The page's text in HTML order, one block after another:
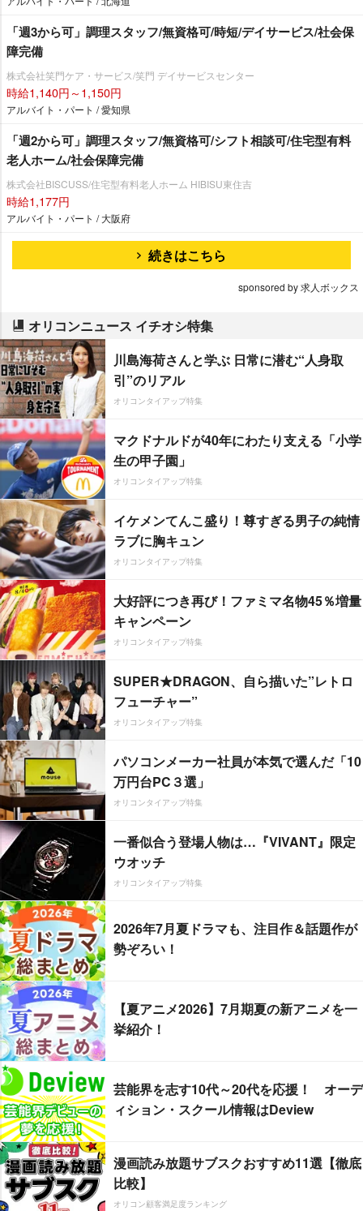
「週3から可」調理スタッフ/無資格可/時短/デイサービス/社会保
障完備
株式会社笑門ケア・サービス/笑門 デイサービスセンター
時給1,140円～1,150円
アルバイト・パート / 愛知県
「週2から可」調理スタッフ/無資格可/シフト相談可/住宅型有料
老人ホーム/社会保障完備
株式会社BISCUSS/住宅型有料老人ホーム HIBISU東住吉
時給1,177円
アルバイト・パート / 大阪府
続きはこちら
sponsored by 求人ボックス
オリコンニュース イチオシ特集
川島海荷さんと学ぶ 日常に潜む“人身取
引”のリアル
オリコンタイアップ特集
マクドナルドが40年にわたり支える「小学
生の甲子園」
オリコンタイアップ特集
イケメンてんこ盛り！尊すぎる男子の純情
ラブに胸キュン
オリコンタイアップ特集
大好評につき再び！ファミマ名物45％増量
キャンペーン
オリコンタイアップ特集
SUPER★DRAGON、自ら描いた”レトロ
フューチャー”
オリコンタイアップ特集
パソコンメーカー社員が本気で選んだ「10
万円台PC３選」
オリコンタイアップ特集
一番似合う登場人物は…『VIVANT』限定
ウオッチ
オリコンタイアップ特集
2026年7月夏ドラマも、注目作＆話題作が
勢ぞろい！
【夏アニメ2026】7月期夏の新アニメを一
挙紹介！
芸能界を志す10代～20代を応援！ オーデ
ィション・スクール情報はDeview
漫画読み放題サブスクおすすめ11選【徹底
比較】
オリコン顧客満足度ランキング